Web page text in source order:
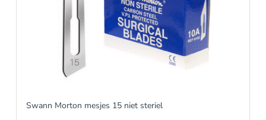
Swann Morton mesjes 15 niet steriel